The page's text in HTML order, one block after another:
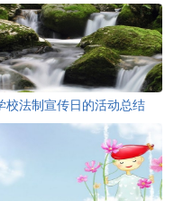
校法制宣传日的活动总结